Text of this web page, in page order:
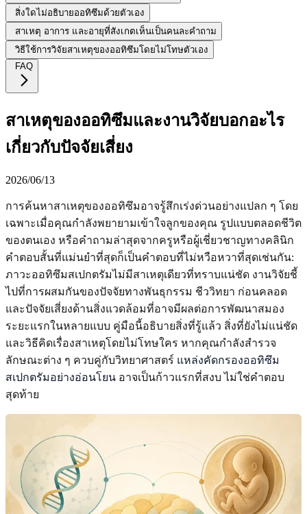
สิ่งใดไม่อธิบายออทิซึมด้วยตัวเอง
สาเหตุ อาการ และอายุที่สังเกตเห็นเป็นคนละคำถาม
วิธีใช้การวิจัยสาเหตุของออทิซึมโดยไม่โทษตัวเอง
FAQ
สาเหตุของออทิซึมและงานวิจัยบอกอะไร
เกี่ยวกับปัจจัยเสี่ยง
2026/06/13
การค้นหาสาเหตุของออทิซึมอาจรู้สึกเร่งด่วนอย่างแปลก ๆ โดย
เฉพาะเมื่อคุณกำลังพยายามเข้าใจลูกของคุณ รูปแบบตลอดชีวิต
ของตนเอง หรือคำถามล่าสุดจากครูหรือผู้เชี่ยวชาญทางคลินิก
คำตอบสั้นที่แม่นยำที่สุดก็เป็นคำตอบที่ไม่หวือหวาที่สุดเช่นกัน:
ภาวะออทิซึมสเปกตรัมไม่มีสาเหตุเดียวที่ทราบแน่ชัด งานวิจัยชี้
ไปที่การผสมกันของปัจจัยทางพันธุกรรม ชีววิทยา ก่อนคลอด
และปัจจัยเสี่ยงด้านสิ่งแวดล้อมที่อาจมีผลต่อการพัฒนาสมอง
ระยะแรกในหลายแบบ คู่มือนี้อธิบายสิ่งที่รู้แล้ว สิ่งที่ยังไม่แน่ชัด
และวิธีคิดเรื่องสาเหตุโดยไม่โทษใคร หากคุณกำลังสำรวจ
ลักษณะต่าง ๆ ควบคู่กับวิทยาศาสตร์ แหล่งคัดกรองออทิซึม
สเปกตรัมอย่างอ่อนโยน อาจเป็นก้าวแรกที่สงบ ไม่ใช่คำตอบ
สุดท้าย